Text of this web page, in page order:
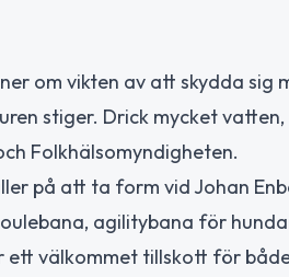
om vikten av att skydda
stiger. Drick mycket
Folkhälsomyndigheten.
på att ta form vid Johan
agilitybana för
ett välkommet tillskott för